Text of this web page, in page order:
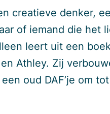
creatieve denker,
of iemand die het
leert uit een
Athley. Zij
oud DAF’je om